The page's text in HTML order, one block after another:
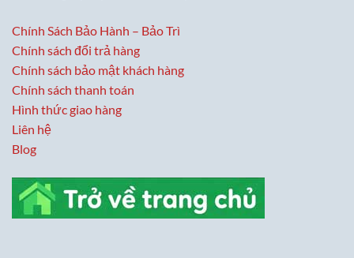
Chính Sách Bảo Hành – Bảo Trì
Chính sách đổi trả hàng
Chính sách bảo mật khách hàng
Chính sách thanh toán
Hình thức giao hàng
Liên hệ
Blog